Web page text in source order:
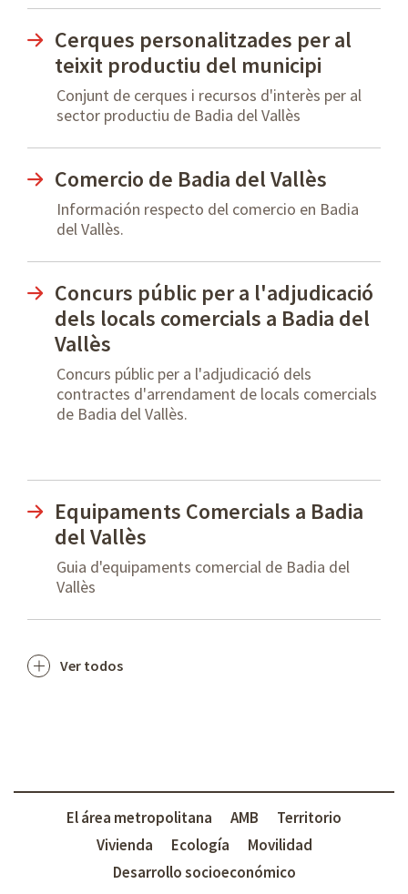
Cerques personalitzades per al
teixit productiu del municipi
Conjunt de cerques i recursos d'interès per al
sector productiu de Badia del Vallès
Comercio de Badia del Vallès
Información respecto del comercio en Badia
del Vallès.
Concurs públic per a l'adjudicació
dels locals comercials a Badia del
Vallès
Concurs públic per a l'adjudicació dels
contractes d'arrendament de locals comercials
de Badia del Vallès.
Equipaments Comercials a Badia
del Vallès
Guia d'equipaments comercial de Badia del
Vallès
Ver todos
El área metropolitana AMB
Territorio
Vivienda
Ecología
Movilidad
Desarrollo socioeconómico